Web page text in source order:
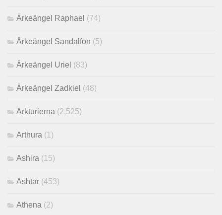
Ärkeängel Raphael (74)
Ärkeängel Sandalfon (5)
Ärkeängel Uriel (83)
Ärkeängel Zadkiel (48)
Arkturierna (2,525)
Arthura (1)
Ashira (15)
Ashtar (453)
Athena (2)